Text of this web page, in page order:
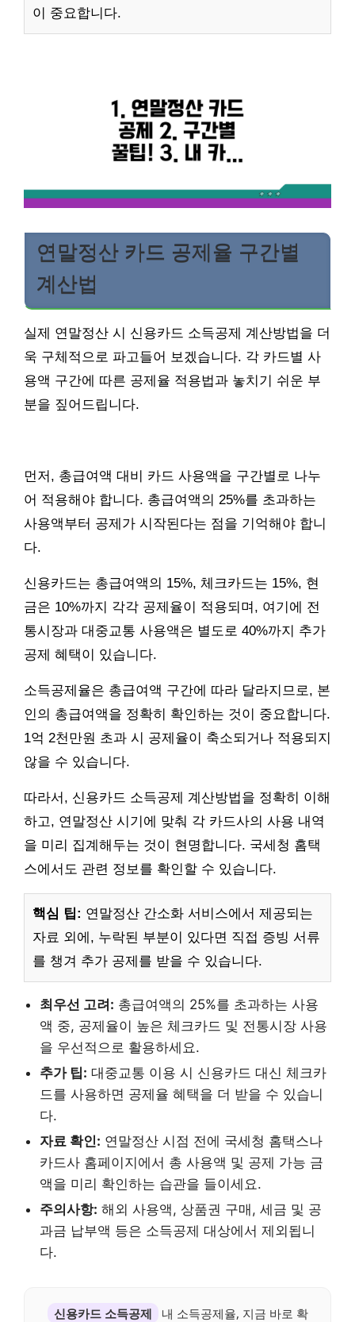
이 중요합니다.
연말정산 카드 공제율 구간별
계산법
실제 연말정산 시 신용카드 소득공제 계산방법을 더
욱 구체적으로 파고들어 보겠습니다. 각 카드별 사
용액 구간에 따른 공제율 적용법과 놓치기 쉬운 부
분을 짚어드립니다.
먼저, 총급여액 대비 카드 사용액을 구간별로 나누
어 적용해야 합니다. 총급여액의 25%를 초과하는
사용액부터 공제가 시작된다는 점을 기억해야 합니
다.
신용카드는 총급여액의 15%, 체크카드는 15%, 현
금은 10%까지 각각 공제율이 적용되며, 여기에 전
통시장과 대중교통 사용액은 별도로 40%까지 추가
공제 혜택이 있습니다.
소득공제율은 총급여액 구간에 따라 달라지므로, 본
인의 총급여액을 정확히 확인하는 것이 중요합니다.
1억 2천만원 초과 시 공제율이 축소되거나 적용되지
않을 수 있습니다.
따라서, 신용카드 소득공제 계산방법을 정확히 이해
하고, 연말정산 시기에 맞춰 각 카드사의 사용 내역
을 미리 집계해두는 것이 현명합니다. 국세청 홈택
스에서도 관련 정보를 확인할 수 있습니다.
핵심 팁: 연말정산 간소화 서비스에서 제공되는
자료 외에, 누락된 부분이 있다면 직접 증빙 서류
를 챙겨 추가 공제를 받을 수 있습니다.
최우선 고려: 총급여액의 25%를 초과하는 사용
액 중, 공제율이 높은 체크카드 및 전통시장 사용
을 우선적으로 활용하세요.
추가 팁: 대중교통 이용 시 신용카드 대신 체크카
드를 사용하면 공제율 혜택을 더 받을 수 있습니
다.
자료 확인: 연말정산 시점 전에 국세청 홈택스나
카드사 홈페이지에서 총 사용액 및 공제 가능 금
액을 미리 확인하는 습관을 들이세요.
주의사항: 해외 사용액, 상품권 구매, 세금 및 공
과금 납부액 등은 소득공제 대상에서 제외됩니
다.
신용카드 소득공제
내 소득공제율, 지금 바로 확